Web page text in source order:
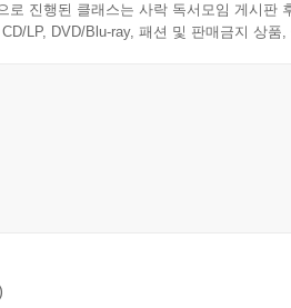
로 진행된 클래스는 사락 독서모임 게시판
LP, DVD/Blu-ray, 패션 및 판매금지 상품